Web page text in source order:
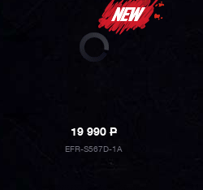
19 990P
EFR-S567D-1A